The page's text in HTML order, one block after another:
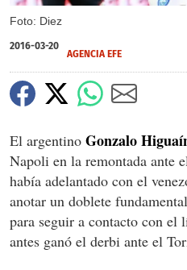
Foto: Diez
2016-03-20
AGENCIA EFE
El argentino Gonzalo
Napoli en la remontada ante
había adelantado con el
anotar un doblete
para seguir a contacto con el
antes ganó el derbi ante el